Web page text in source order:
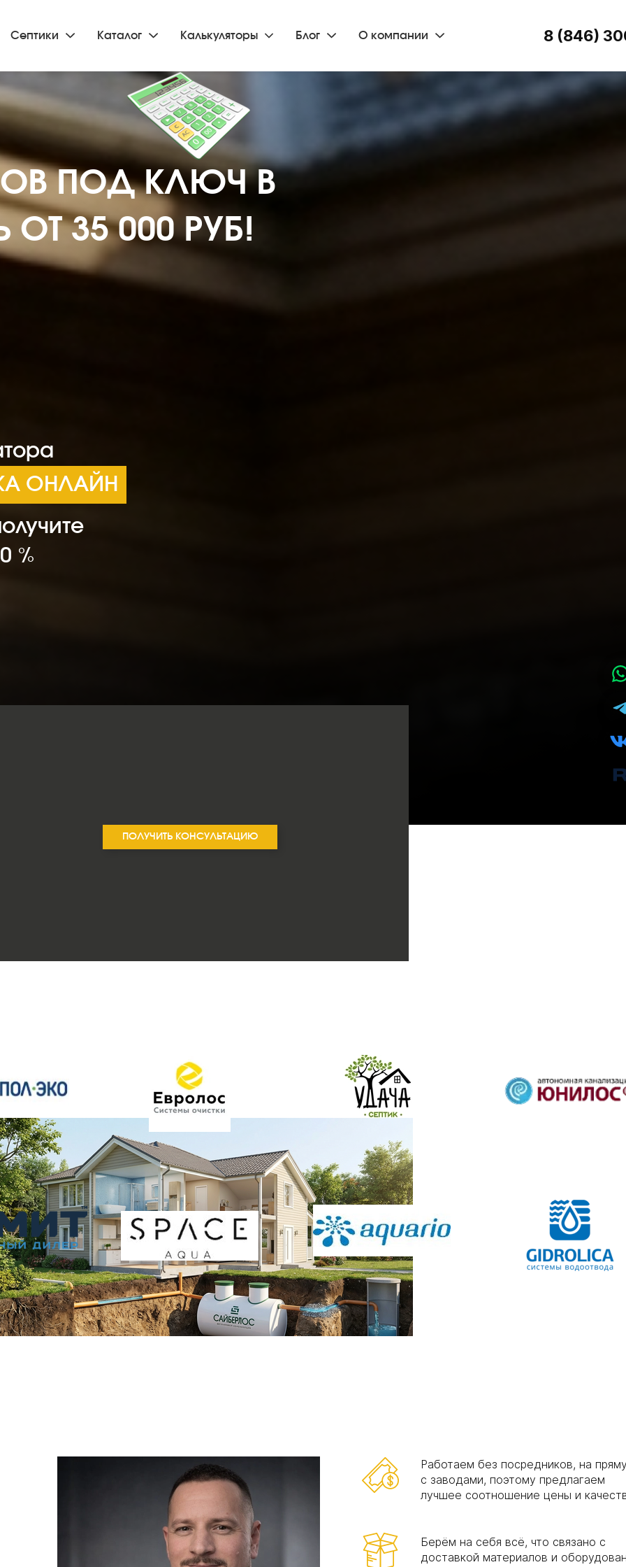
Септики Каталог Калькуляторы Блог О компании 8 (846)
ПОД КЛЮЧ В
35 000 РУБ!
ОНЛАЙН
%
ПОЛУЧИТЬ КОНСУЛЬТАЦИЮ
Работаем без посредников, на
с заводами, поэтому предлагаем
лучшее соотношение цены и
Берём на себя всё, что связано с
доставкой материалов и